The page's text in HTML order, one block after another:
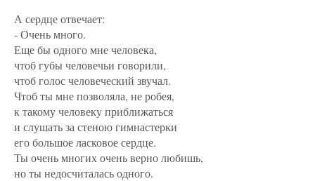
А сердце отвечает:
- Очень много.
Еще бы одного мне человека,
чтоб губы человечьи говорили,
чтоб голос человеческий звучал.
Чтоб ты мне позволяла, не робея,
к такому человеку приближаться
и слушать за стеною гимнастерки
его большое ласковое сердце.
Ты очень многих очень верно любишь,
но ты недосчиталась одного.